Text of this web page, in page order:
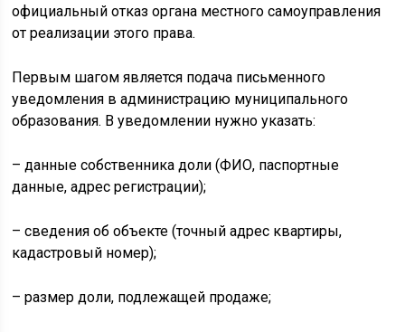
официальный отказ органа местного самоуправления
от реализации этого права.
Первым шагом является подача письменного
уведомления в администрацию муниципального
образования. В уведомлении нужно указать:
– данные собственника доли (ФИО, паспортные
данные, адрес регистрации);
– сведения об объекте (точный адрес квартиры,
кадастровый номер);
– размер доли, подлежащей продаже;